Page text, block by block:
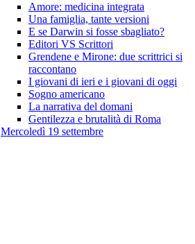
Amore: medicina integrata
Una famiglia, tante versioni
E se Darwin si fosse sbagliato?
Editori VS Scrittori
Grendene e Mirone: due scrittrici si
raccontano
I giovani di ieri e i giovani di oggi
Sogno americano
La narrativa del domani
Gentilezza e brutalità di Roma
Mercoledì 19 settembre